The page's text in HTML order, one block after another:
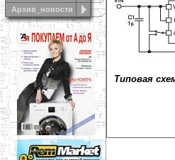
Архив_новости
Типовая